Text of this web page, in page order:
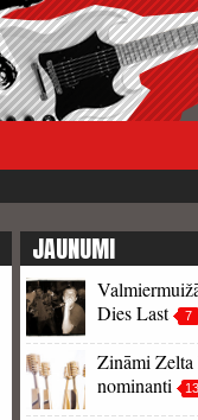
JAUNUMI
Dies Last
7
Zināmi
nominanti
13